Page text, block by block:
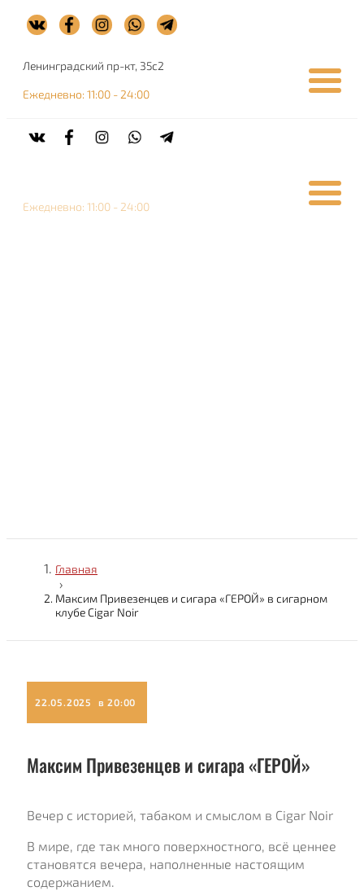
Ленинградский пр-кт, 35с2
Ежедневно: 11:00 - 24:00
Ежедневно: 11:00 - 24:00
Главная
›
Максим Привезенцев и сигара «ГЕРОЙ» в сигарном
клубе Cigar Noir
22.05.2025 в 20:00
Максим Привезенцев и сигара «ГЕРОЙ»
Вечер с историей, табаком и смыслом в Cigar Noir
В мире, где так много поверхностного, всё ценнее
становятся вечера, наполненные настоящим
содержанием.